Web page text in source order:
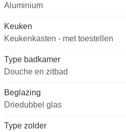
Aluminium
Keuken
Keukenkasten - met toestellen
Type badkamer
Douche en zitbad
Beglazing
Driedubbel glas
Type zolder